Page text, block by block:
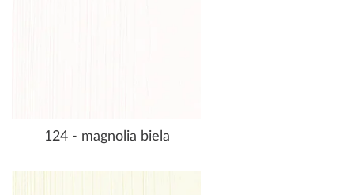
124 - magnolia biela